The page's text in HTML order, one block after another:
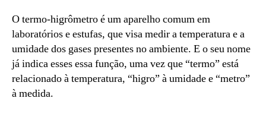
O termo-higrômetro é um aparelho comum em
laboratórios e estufas, que visa medir a temperatura e a
umidade dos gases presentes no ambiente. E o seu nome
já indica esses essa função, uma vez que “termo” está
relacionado à temperatura, “higro” à umidade e “metro”
à medida.